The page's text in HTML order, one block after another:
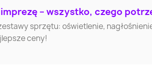
Nowy Targ
– wszystko, czego
sprzętu: oświetlenie,
ceny!